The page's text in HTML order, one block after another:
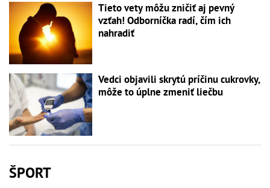
Tieto vety môžu zničiť aj pevný
vzťah! Odborníčka radí, čím ich
nahradiť
Vedci objavili skrytú príčinu cukrovky,
môže to úplne zmeniť liečbu
ŠPORT